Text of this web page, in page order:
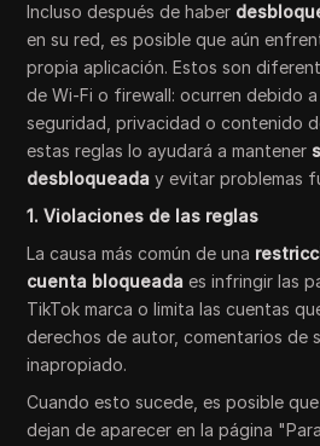
Incluso después de haber
en su red, es posible que aún
propia aplicación. Estos son
de Wi-Fi o firewall: ocurren debido
seguridad, privacidad o contenido
estas reglas lo ayudará a mantener
desbloqueada y evitar problemas
1. Violaciones de las reglas
La causa más común de una
cuenta bloqueada es infringir las
TikTok marca o limita las cuentas
derechos de autor, comentarios de
inapropiado.
Cuando esto sucede, es posible
dejan de aparecer en la página